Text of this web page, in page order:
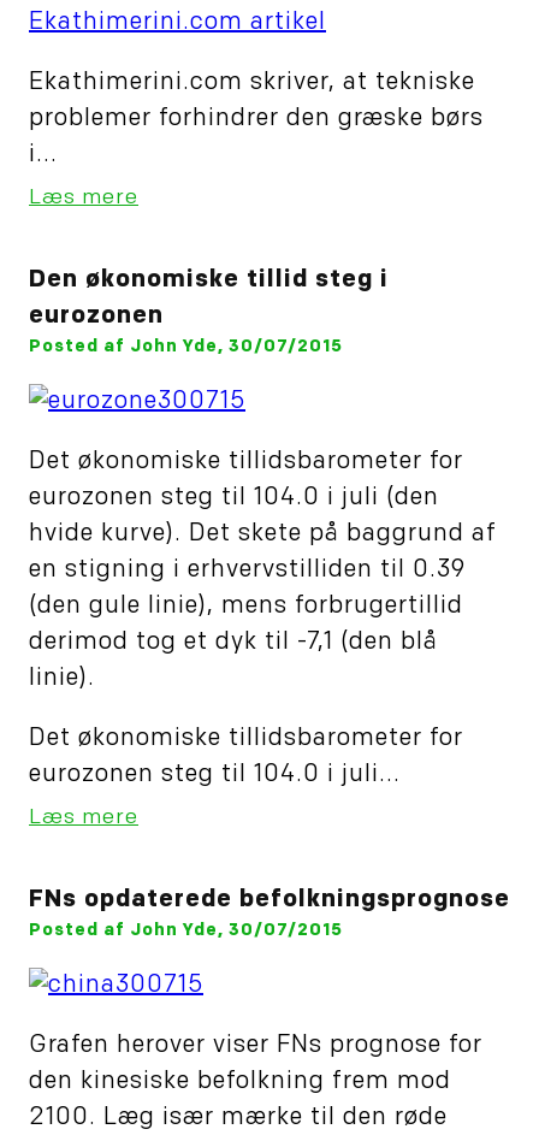
Ekathimerini.com artikel
Ekathimerini.com skriver, at tekniske
problemer forhindrer den græske børs
i...
Læs mere
Den økonomiske tillid steg i
eurozonen
Posted af John Yde, 30/07/2015
Det økonomiske tillidsbarometer for
eurozonen steg til 104.0 i juli (den
hvide kurve). Det skete på baggrund af
en stigning i erhvervstilliden til 0.39
(den gule linie), mens forbrugertillid
derimod tog et dyk til -7,1 (den blå
linie).
Det økonomiske tillidsbarometer for
eurozonen steg til 104.0 i juli...
Læs mere
FNs opdaterede befolkningsprognose
Posted af John Yde, 30/07/2015
Grafen herover viser FNs prognose for
den kinesiske befolkning frem mod
2100. Læg især mærke til den røde